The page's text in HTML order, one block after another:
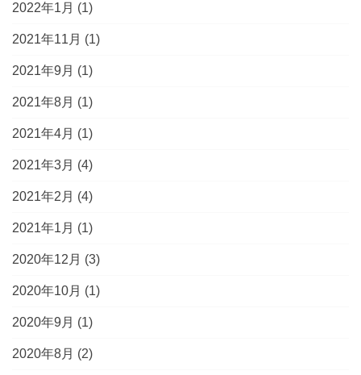
2022年1月 (1)
2021年11月 (1)
2021年9月 (1)
2021年8月 (1)
2021年4月 (1)
2021年3月 (4)
2021年2月 (4)
2021年1月 (1)
2020年12月 (3)
2020年10月 (1)
2020年9月 (1)
2020年8月 (2)